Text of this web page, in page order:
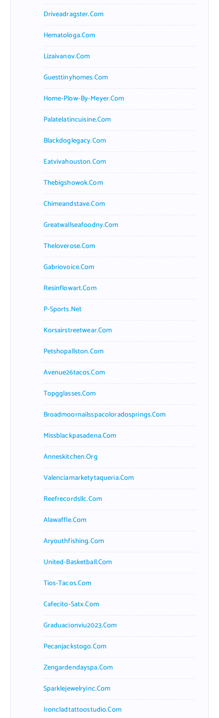
Driveadragster.com
Hematologa.com
Lizaivanov.com
Guesttinyhomes.com
Home-Plow-By-Meyer.com
Palatelatincuisine.com
Blackdoglegacy.com
Eatvivahouston.com
Thebigshowok.com
Chimeandstave.com
Greatwallseafoodny.com
Theloverose.com
Gabriovoice.com
Resinflowart.com
P-Sports.net
Korsairstreetwear.com
Petshopallston.com
Avenue26tacos.com
Topgglasses.com
Broadmoornailsspacoloradosprings.com
Missblackpasadena.com
Anneskitchen.org
Valenciamarketytaqueria.com
Reefrecordsllc.com
Alawaffle.com
Aryouthfishing.com
United-Basketball.com
Tios-Tacos.com
Cafecito-Satx.com
Graduacionviu2023.com
Pecanjackstogo.com
Zengardendayspa.com
Sparklejewelryinc.com
Ironcladtattoostudio.com